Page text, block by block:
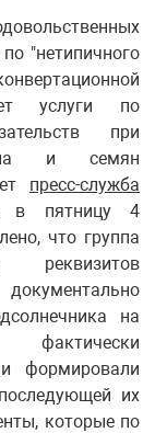
"нетипичного
услуги по
при
и семян
пресс-служба
в пятницу 4
что группа
на
формировали
их
которые по